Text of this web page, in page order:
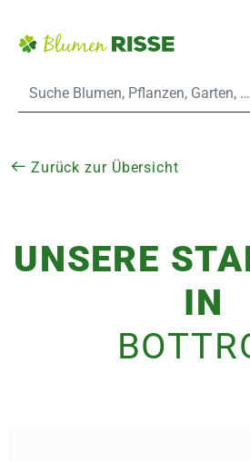
Zurück zur Übersicht
UNSERE
IN